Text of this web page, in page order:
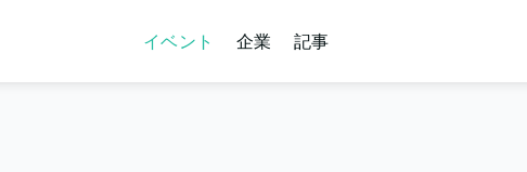
イベント 企業 記事